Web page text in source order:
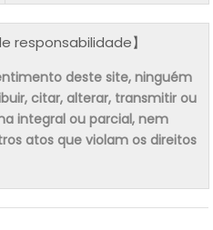
responsabilidade】
deste site, ninguém
citar, alterar, transmitir ou
integral ou parcial, nem
atos que violam os direitos